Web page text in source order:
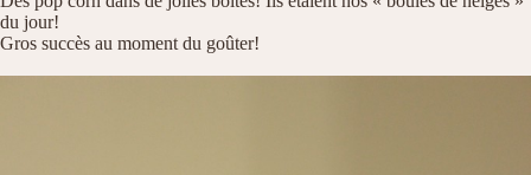
du jour!
Gros succès au moment du goûter!